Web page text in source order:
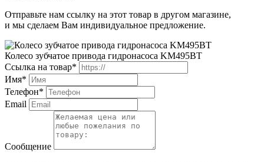
Отправьте нам ссылку на этот товар в другом магазине,
и мы сделаем Вам индивидуальное предложение.
Колесо зубчатое привода гидронасоса KM495BT
Ссылка на товар*
Имя*
Телефон*
Email
Сообщение